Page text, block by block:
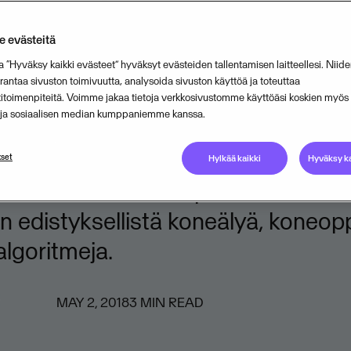
perhettä
on ostanut Weoptit-
Myopt Consulting Oy), joka
yrityksiä optimoinnissa ja
Weoptit toimittaa
liiketoiminnan
edistyksellistä koneälyä,
MAY 2, 20183 MIN READ
evästeitä
“Hyväksy kaikki evästeet” hyväksyt evästeiden tallentamisen laitteellesi.
sivuston toimivuutta, analysoida sivuston käyttöä ja toteuttaa
Voimme jakaa tietoja verkkosivustomme käyttöäsi koskien myös
sosiaalisen median kumppaniemme kanssa.
Hylkää kaikki Hyväksy